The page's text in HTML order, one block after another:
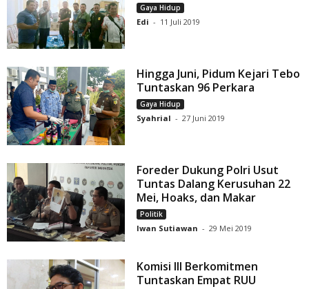
Gaya Hidup
Edi - 11 Juli 2019
Hingga Juni, Pidum Kejari Tebo
Tuntaskan 96 Perkara
Gaya Hidup
Syahrial - 27 Juni 2019
Foreder Dukung Polri Usut
Tuntas Dalang Kerusuhan 22
Mei, Hoaks, dan Makar
Politik
Iwan Sutiawan - 29 Mei 2019
Komisi III Berkomitmen
Tuntaskan Empat RUU